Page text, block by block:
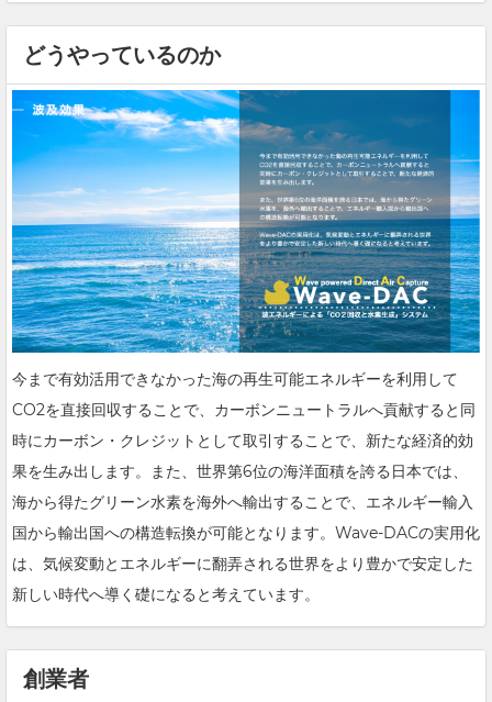
どうやっているのか
今まで有効活用できなかった海の再生可能エネルギーを利用して
CO2を直接回収することで、カーボンニュートラルへ貢献すると同
時にカーボン・クレジットとして取引することで、新たな経済的効
果を生み出します。また、世界第6位の海洋面積を誇る日本では、
海から得たグリーン水素を海外へ輸出することで、エネルギー輸入
国から輸出国への構造転換が可能となります。Wave-DACの実用化
は、気候変動とエネルギーに翻弄される世界をより豊かで安定した
新しい時代へ導く礎になると考えています。
創業者